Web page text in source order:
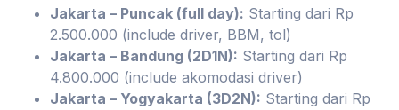
Jakarta – Puncak (full day): Starting dari Rp
2.500.000 (include driver, BBM, tol)
Jakarta – Bandung (2D1N): Starting dari Rp
4.800.000 (include akomodasi driver)
Jakarta – Yogyakarta (3D2N): Starting dari Rp